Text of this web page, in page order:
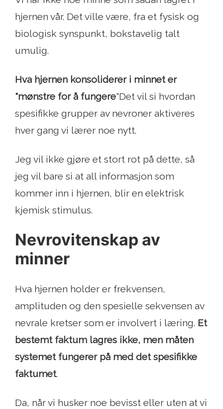
hjernen vår. Det ville være, fra et fysisk og
biologisk synspunkt, bokstavelig talt
umulig.
Hva hjernen konsoliderer i minnet er
"mønstre for å fungere"Det vil si hvordan
spesifikke grupper av nevroner aktiveres
hver gang vi lærer noe nytt.
Jeg vil ikke gjøre et stort rot på dette, så
jeg vil bare si at all informasjon som
kommer inn i hjernen, blir en elektrisk
kjemisk stimulus.
Nevrovitenskap av
minner
Hva hjernen holder er frekvensen,
amplituden og den spesielle sekvensen av
nevrale kretser som er involvert i læring. Et
bestemt faktum lagres ikke, men måten
systemet fungerer på med det spesifikke
faktumet.
Da, når vi husker noe bevisst eller uten at vi